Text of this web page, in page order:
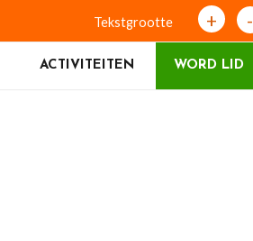
Tekstgrootte + -
ACTIVITEITEN WORD LID